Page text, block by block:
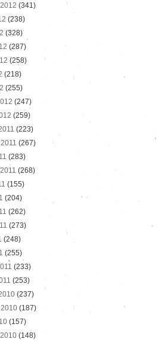
(341)
(238)
(328)
(287)
(258)
(218)
(255)
(247)
(259)
(223)
(267)
(283)
(268)
(155)
(204)
(262)
(273)
(248)
(255)
(233)
(253)
(237)
(187)
(157)
(148)